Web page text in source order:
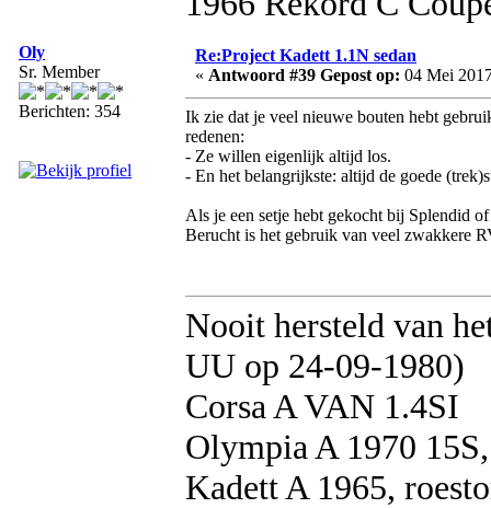
Oly
Sr. Member
Berichten: 354
Re:Project Kadett 1.1N sedan
« Antwoord #39 Gepost op: 04 Mei
Ik zie dat je veel nieuwe bouten hebt
redenen:
- Ze willen eigenlijk altijd los.
- En het belangrijkste: altijd de goede
Als je een setje hebt gekocht bij Splendid
Berucht is het gebruik van veel zwakkere
Nooit hersteld van
UU op 24-09-1980)
Corsa A VAN 1.4SI
Olympia A 1970
Kadett A 1965,